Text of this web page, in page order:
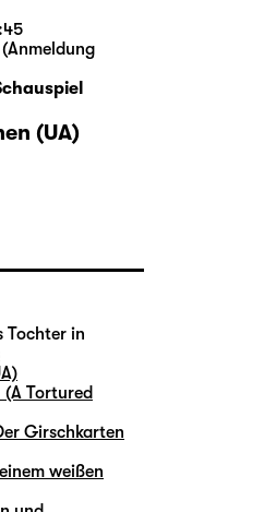
(UA)
Tochter in
Tortured
Girschkarten
weißen